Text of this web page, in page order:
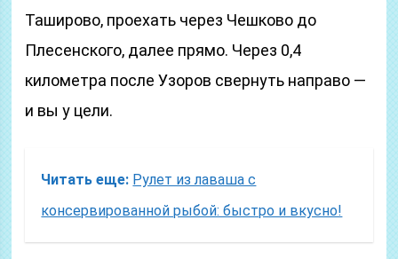
Таширово, проехать через Чешково до
Плесенского, далее прямо. Через 0,4
километра после Узоров свернуть направо —
и вы у цели.
Читать еще: Рулет из лаваша с
консервированной рыбой: быстро и вкусно!